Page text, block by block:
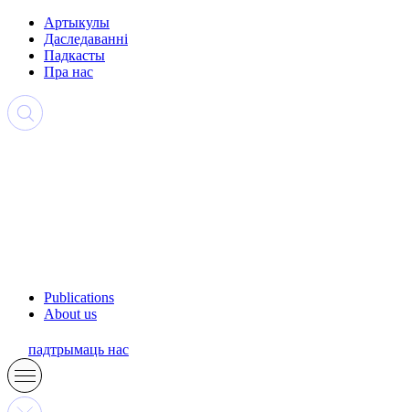
Артыкулы
Даследаванні
Падкасты
Пра нас
Publications
About us
падтрымаць нас